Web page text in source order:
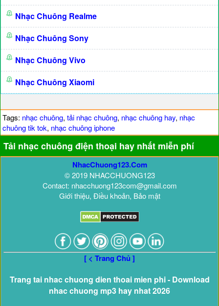
Nhạc Chuông Realme
Nhạc Chuông Sony
Nhạc Chuông Vivo
Nhạc Chuông Xiaomi
Tags: nhạc chuông, tải nhạc chuông, nhạc chuông hay, nhạc
chuông tik tok, nhạc chuông iphone
Tải nhạc chuông điện thoại hay nhất miễn phí
NhacChuong123.Com
© 2019 NHACCHUONG123
Contact: nhacchuong123com@gmail.com
Giới thiệu, Điều khoản, Bảo mật
[ < Trang Chủ ]
Trang tai nhac chuong dien thoai mien phi - Download
nhac chuong mp3 hay nhat 2026